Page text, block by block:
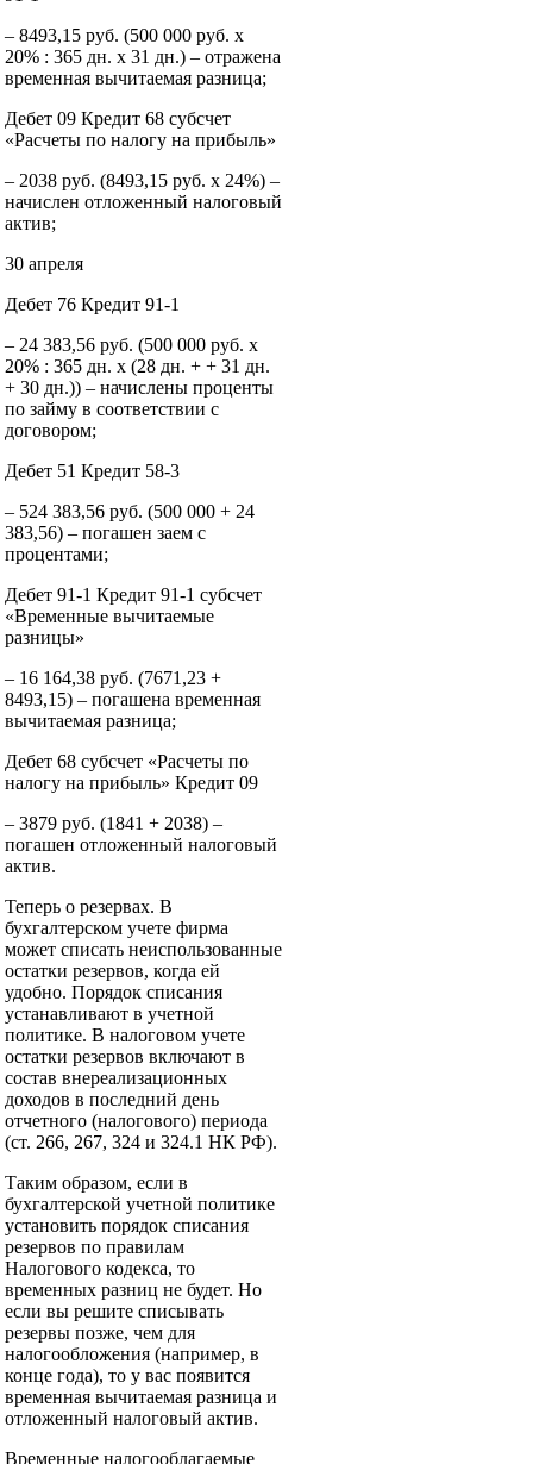
– 8493,15 руб. (500 000 руб. x
20% : 365 дн. x 31 дн.) – отражена
временная вычитаемая разница;
Дебет 09 Кредит 68 субсчет
«Расчеты по налогу на прибыль»
– 2038 руб. (8493,15 руб. x 24%) –
начислен отложенный налоговый
актив;
30 апреля
Дебет 76 Кредит 91-1
– 24 383,56 руб. (500 000 руб. x
20% : 365 дн. x (28 дн. + + 31 дн.
+ 30 дн.)) – начислены проценты
по займу в соответствии с
договором;
Дебет 51 Кредит 58-3
– 524 383,56 руб. (500 000 + 24
383,56) – погашен заем с
процентами;
Дебет 91-1 Кредит 91-1 субсчет
«Временные вычитаемые
разницы»
– 16 164,38 руб. (7671,23 +
8493,15) – погашена временная
вычитаемая разница;
Дебет 68 субсчет «Расчеты по
налогу на прибыль» Кредит 09
– 3879 руб. (1841 + 2038) –
погашен отложенный налоговый
актив.
Теперь о резервах. В
бухгалтерском учете фирма
может списать неиспользованные
остатки резервов, когда ей
удобно. Порядок списания
устанавливают в учетной
политике. В налоговом учете
остатки резервов включают в
состав внереализационных
доходов в последний день
отчетного (налогового) периода
(ст. 266, 267, 324 и 324.1 НК РФ).
Таким образом, если в
бухгалтерской учетной политике
установить порядок списания
резервов по правилам
Налогового кодекса, то
временных разниц не будет. Но
если вы решите списывать
резервы позже, чем для
налогообложения (например, в
конце года), то у вас появится
временная вычитаемая разница и
отложенный налоговый актив.
Временные налогооблагаемые